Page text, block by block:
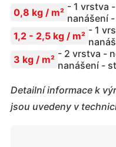
0,8 kg / m² - 1 vrstva
nanášení
1,2 - 2,5 kg / m² - 1
3 kg / m² - 2 vrstva -
nanášení -
Detailní informace k
jsou uvedeny v